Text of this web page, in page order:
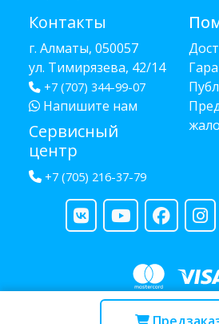
Контакты
г. Алматы, 050057
ул. Тимирязева, 42/14
+7 (707) 344-99-07
Напишите нам
Сервисный
центр
+7 (705) 216-37-79
Copyright © 2013 - 2026 RUBA -